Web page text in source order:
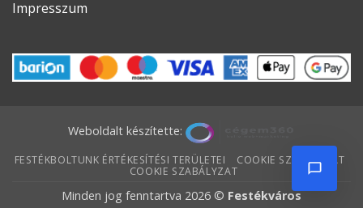
Impresszum
Weboldalt készítette:
FESTÉKBOLTUNK ÉRTÉKESÍTÉSI TERÜLETEI
COOKIE SZABÁLYZAT
COOKIE SZABÁLYZAT
Minden jog fenntartva 2026 © Festékváros